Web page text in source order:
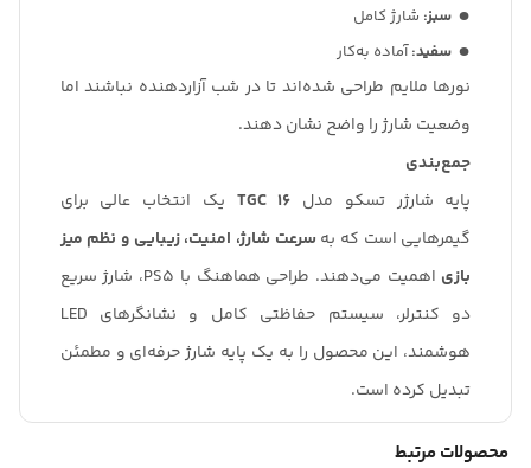
سبز: شارژ کامل
سفید:آماده به‌کار
نورها ملایم طراحی شده‌اند تا در شب آزاردهنده نباشند اما
وضعیت شارژ را واضح نشان دهند.
جمع‌بندی
پایه شارژر تسکو مدل TGC 16 یک انتخاب عالی برای
گیمرهایی است که به سرعت شارژ، امنیت، زیبایی و نظم میز
بازی
اهمیت می‌دهند. طراحی هماهنگ با PS5، شارژ سریع
دو کنترلر، سیستم حفاظتی کامل و نشانگرهای LED
هوشمند، این محصول را به یک پایه شارژ حرفه‌ای و مطمئن
تبدیل کرده است.
محصولات مرتبط